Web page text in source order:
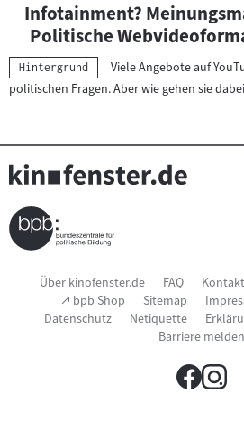
Infotainment?
Politische
Kategorie:
Hintergrund
Viele Angebote auf
politischen Fragen. Aber wie gehen sie
Seitenfußnavigation
Über kinofenster.de FAQ Kontakt
(Link
öffnet
im
bpb Shop Sitemap
Datenschutz
Netiquette
Barriere melden